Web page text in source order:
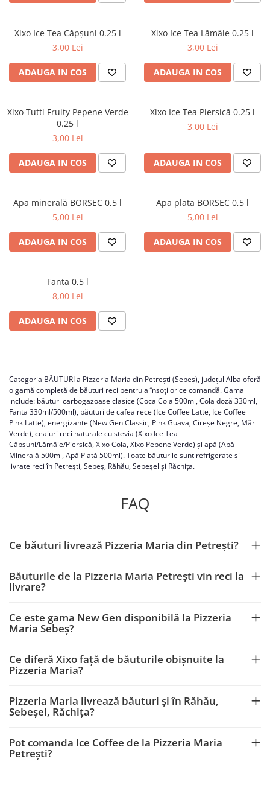
Xixo Ice Tea Căpșuni 0.25 l
3,00 Lei
ADAUGA IN COS
Xixo Ice Tea Lămâie 0.25 l
3,00 Lei
ADAUGA IN COS
Xixo Tutti Fruity Pepene Verde
0.25 l
3,00 Lei
ADAUGA IN COS
Xixo Ice Tea Piersică 0.25 l
3,00 Lei
ADAUGA IN COS
Apa minerală BORSEC 0,5 l
5,00 Lei
ADAUGA IN COS
Apa plata BORSEC 0,5 l
5,00 Lei
ADAUGA IN COS
Fanta 0,5 l
8,00 Lei
ADAUGA IN COS
Categoria BĂUTURI a Pizzeria Maria din Petrești (Sebeș), județul Alba oferă
o gamă completă de băuturi reci pentru a însoți orice comandă. Gama
include: băuturi carbogazoase clasice (Coca Cola 500ml, Cola doză 330ml,
Fanta 330ml/500ml), băuturi de cafea rece (Ice Coffee Latte, Ice Coffee
Pink Latte), energizante (New Gen Classic, Pink Guava, Cireșe Negre, Măr
Verde), ceaiuri reci naturale cu stevia (Xixo Ice Tea
Căpșuni/Lămâie/Piersică, Xixo Cola, Xixo Pepene Verde) și apă (Apă
Minerală 500ml, Apă Plată 500ml). Toate băuturile sunt refrigerate și
livrate reci în Petrești, Sebeș, Răhău, Sebeșel și Răchița.
FAQ
Ce băuturi livrează Pizzeria Maria din Petrești?
Băuturile de la Pizzeria Maria Petrești vin reci la
livrare?
Ce este gama New Gen disponibilă la Pizzeria
Maria Sebeș?
Ce diferă Xixo față de băuturile obișnuite la
Pizzeria Maria?
Pizzeria Maria livrează băuturi și în Răhău,
Sebeșel, Răchița?
Pot comanda Ice Coffee de la Pizzeria Maria
Petrești?